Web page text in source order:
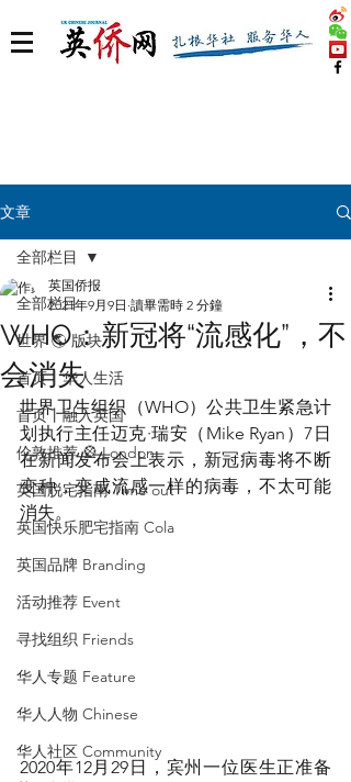
文章
全部栏目
世界 🌎 版块
首页丨华人生活
首页丨融入英国
伦敦推荐 🎡 London
英国脱宅指南 Time out
英国快乐肥宅指南 Cola
英国品牌 Branding
活动推荐 Event
寻找组织 Friends
华人专题 Feature
华人人物 Chinese
华人社区 Community
全部栏目
WHO：新冠将“流感化”，不
会消失
英国侨报
2021年9月9日 讀畢需時 2 分鐘
世界卫生组织（WHO）公共卫生紧急计
划执行主任迈克·瑞安（Mike Ryan）7日
在新闻发布会上表示，新冠病毒将不断
变种，变成流感一样的病毒，不太可能
消失。
2020年12月29日，宾州一位医生正准备